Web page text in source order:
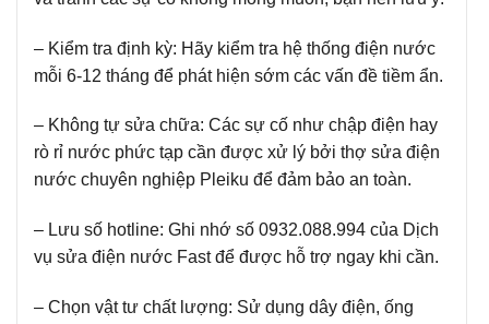
– Kiểm tra định kỳ: Hãy kiểm tra hệ thống điện nước
mỗi 6-12 tháng để phát hiện sớm các vấn đề tiềm ẩn.
– Không tự sửa chữa: Các sự cố như chập điện hay
rò rỉ nước phức tạp cần được xử lý bởi thợ sửa điện
nước chuyên nghiệp Pleiku để đảm bảo an toàn.
– Lưu số hotline: Ghi nhớ số 0932.088.994 của Dịch
vụ sửa điện nước Fast để được hỗ trợ ngay khi cần.
– Chọn vật tư chất lượng: Sử dụng dây điện, ống